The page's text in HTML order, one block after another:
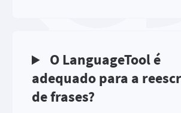
O LanguageTool é
adequado para a
de frases?